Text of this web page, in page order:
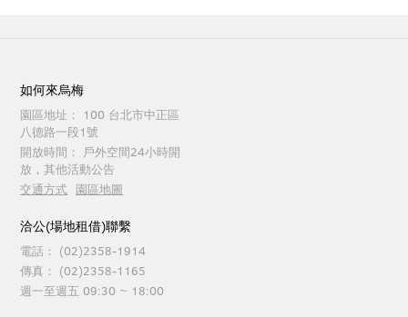
如何來烏梅
園區地址：
100 台北市中正區
八德路一段1號
開放時間：
戶外空間24小時開
放，其他活動公告
交通方式 園區地圖
洽公(場地租借)聯繫
電話：
(02)2358-1914
傳真：
(02)2358-1165
週一至週五 09:30 ~ 18:00